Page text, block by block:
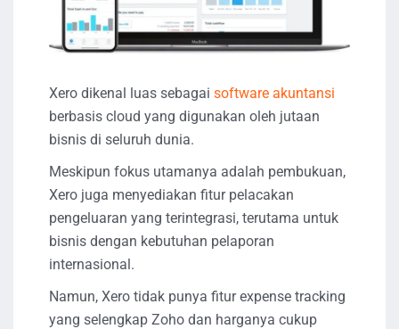
Xero dikenal luas sebagai software akuntansi
berbasis cloud yang digunakan oleh jutaan
bisnis di seluruh dunia.
Meskipun fokus utamanya adalah pembukuan,
Xero juga menyediakan fitur pelacakan
pengeluaran yang terintegrasi, terutama untuk
bisnis dengan kebutuhan pelaporan
internasional.
Namun, Xero tidak punya fitur expense tracking
yang selengkap Zoho dan harganya cukup